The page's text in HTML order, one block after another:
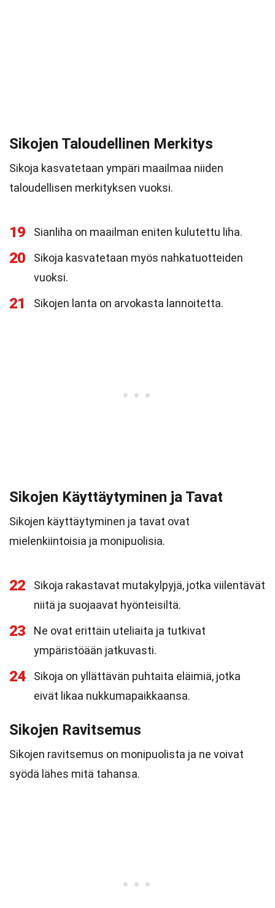
Sikojen Taloudellinen Merkitys
Sikoja kasvatetaan ympäri maailmaa niiden
taloudellisen merkityksen vuoksi.
19 Sianliha on maailman eniten kulutettu liha.
20
Sikoja kasvatetaan myös nahkatuotteiden
vuoksi.
21 Sikojen lanta on arvokasta lannoitetta.
Sikojen Käyttäytyminen ja Tavat
Sikojen käyttäytyminen ja tavat ovat
mielenkiintoisia ja monipuolisia.
22
Sikoja rakastavat mutakylpyjä, jotka viilentävät
niitä ja suojaavat hyönteisiltä.
23
Ne ovat erittäin uteliaita ja tutkivat
ympäristöään jatkuvasti.
24
Sikoja on yllättävän puhtaita eläimiä, jotka
eivät likaa nukkumapaikkaansa.
Sikojen Ravitsemus
Sikojen ravitsemus on monipuolista ja ne voivat
syödä lähes mitä tahansa.